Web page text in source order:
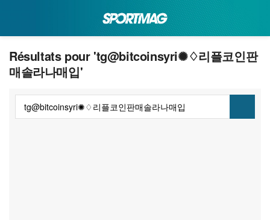
Résultats pour 'tg@bitcoinsyri✺♢리플코인판
매솔라나매입'